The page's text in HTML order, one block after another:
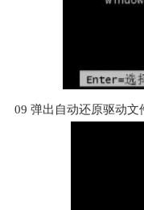
09 弹出自动还原驱动文